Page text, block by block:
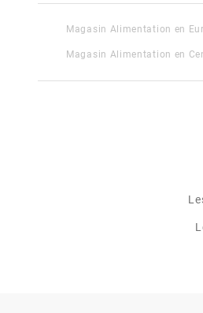
Magasin Alimentation en
Magasin Alimentation en